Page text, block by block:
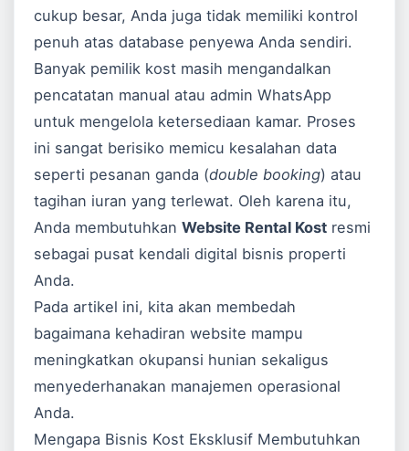
cukup besar, Anda juga tidak memiliki kontrol
penuh atas database penyewa Anda sendiri.
Banyak pemilik kost masih mengandalkan
pencatatan manual atau admin WhatsApp
untuk mengelola ketersediaan kamar. Proses
ini sangat berisiko memicu kesalahan data
seperti pesanan ganda (double booking) atau
tagihan iuran yang terlewat. Oleh karena itu,
Anda membutuhkanWebsite Rental Kost resmi
sebagai pusat kendali digital bisnis properti
Anda.
Pada artikel ini, kita akan membedah
bagaimana kehadiran website mampu
meningkatkan okupansi hunian sekaligus
menyederhanakan manajemen operasional
Anda.
Mengapa Bisnis Kost Eksklusif Membutuhkan